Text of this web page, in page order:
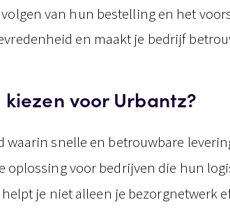
van hun bestelling en het
en maakt je bedrijf
voor Urbantz?
waarin snelle en betrouwbare
oplossing voor bedrijven die hun
je niet alleen je bezorgnetwerk